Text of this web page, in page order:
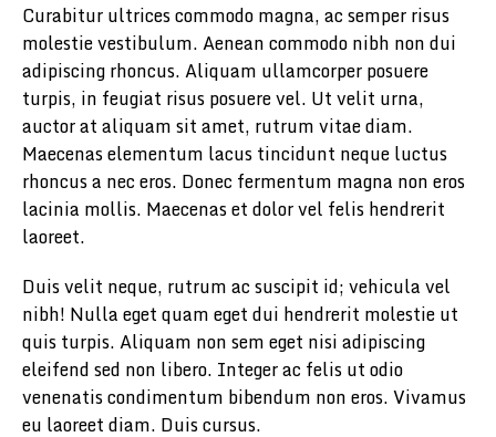
Curabitur ultrices commodo magna, ac semper risus
molestie vestibulum. Aenean commodo nibh non dui
adipiscing rhoncus. Aliquam ullamcorper posuere
turpis, in feugiat risus posuere vel. Ut velit urna,
auctor at aliquam sit amet, rutrum vitae diam.
Maecenas elementum lacus tincidunt neque luctus
rhoncus a nec eros. Donec fermentum magna non eros
lacinia mollis. Maecenas et dolor vel felis hendrerit
laoreet.
Duis velit neque, rutrum ac suscipit id; vehicula vel
nibh! Nulla eget quam eget dui hendrerit molestie ut
quis turpis. Aliquam non sem eget nisi adipiscing
eleifend sed non libero. Integer ac felis ut odio
venenatis condimentum bibendum non eros. Vivamus
eu laoreet diam. Duis cursus.